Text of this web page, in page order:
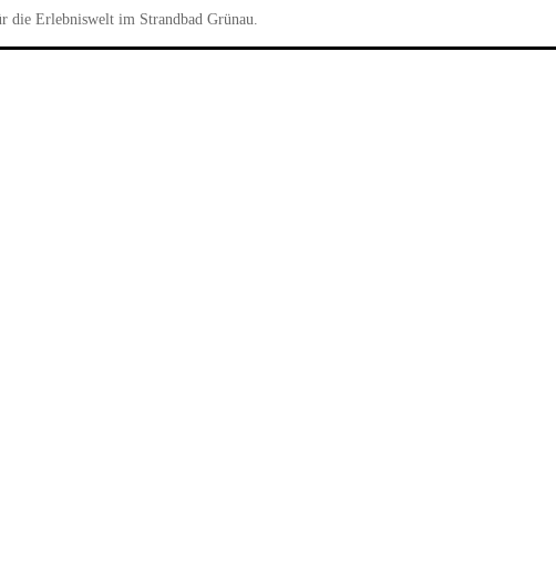
Erlebniswelt im Strandbad Grünau.